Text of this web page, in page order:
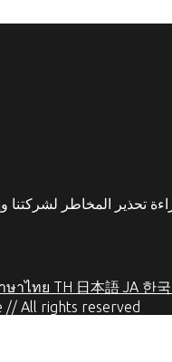
ษาไทย TH 日本語 JA 한
// All rights reserved